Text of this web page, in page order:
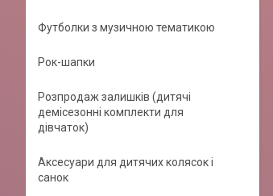
Футболки з музичною тематикою
Рок-шапки
Розпродаж залишків (дитячі
демісезонні комплекти для
дівчаток)
Аксесуари для дитячих колясок і
санок